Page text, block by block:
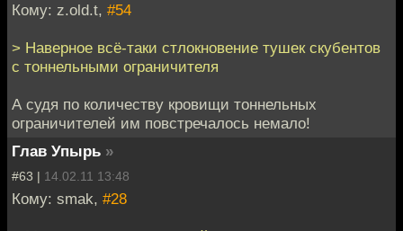
Кому: z.old.t, #54
> Наверное всё-таки стлокновение тушек скубентов
с тоннельными ограничителя
А судя по количеству кровищи тоннельных
ограничителей им повстречалось немало!
Глав Упырь »
#63 | 14.02.11 13:48
Кому: smak, #28